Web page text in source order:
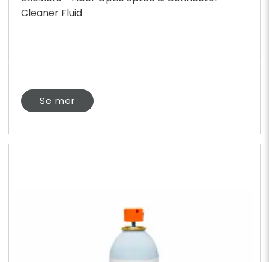
Cleaner Fluid
Se mer